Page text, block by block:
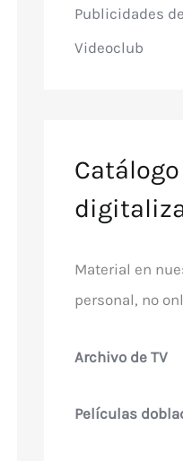
Publicidades
Videoclub
Material en
personal, no
Archivo de TV
Películas